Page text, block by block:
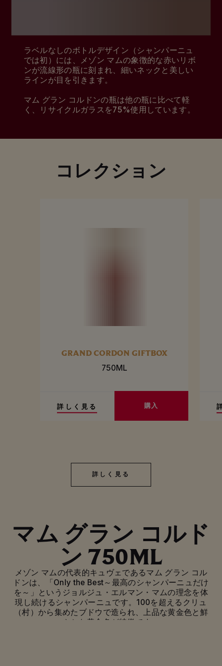
ラベルなしのボトルデザイン（シャンパーニュ
では初）には、メゾン マムの象徴的な赤いリボ
ンが流線形の瓶に刻まれ、細いネックと美しい
ラインが目を引きます。
マム グラン コルドンの瓶は他の瓶に比べて軽
く、リサイクルガラスを75%使用しています。
コレクション
GRAND CORDON GIFTBOX
750ML
詳しく見る 購入
詳しく見る
詳しく見る
マム グラン コルド
ン 750ML
メゾン マムの代表的キュヴェであるマム グラン コル
ドンは、「Only the Best～最高のシャンパーニュだけ
を～」というジョルジュ・エルマン・マムの理念を体
現し続けるシャンパーニュです。100を超えるクリュ
（村）から集めたブドウで造られ、上品な黄金色と鮮
やかな黄金色が特徴です。